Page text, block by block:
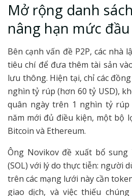
Mở rộng danh
nâng hạn mức
Bên cạnh vấn đề P2P, các nhà
tiêu chí để đưa thêm tài sản
lưu thông. Hiện tại, chỉ các
nghìn tỷ rúp (hơn 60 tỷ USD),
quân ngày trên 1 nghìn tỷ
năm mới đủ điều kiện, một bộ
Bitcoin và Ethereum.
Ông Novikov đề xuất bổ sung
(SOL) với lý do thực tiễn: người
trên các mạng lưới này cần
giao dịch, và việc thiếu